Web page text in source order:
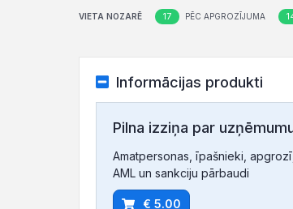
VIETA NOZARĒ 17 PĒC APGROZĪJUMA
Informācijas produkti
Pilna izziņa par
Amatpersonas, īpašnieki,
AML un sankciju pārbaudi
€ 5.00